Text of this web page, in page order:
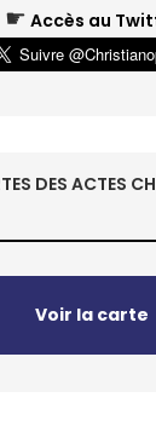
☛ Accès au
DES ACTES
Voir la carte